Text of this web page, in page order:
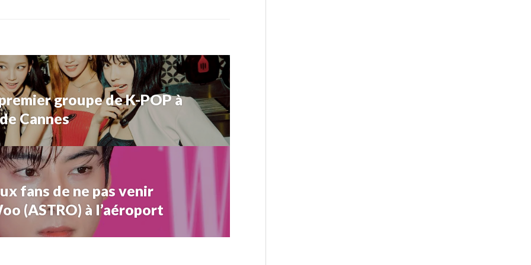
groupe de K-POP à
Cannes
fans de ne pas venir
(ASTRO) à l’aéroport